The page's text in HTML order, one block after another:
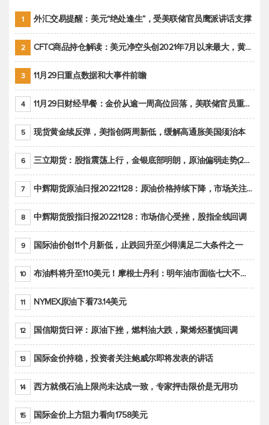
1 外汇交易提醒：美元“绝处逢生”，受美联储官员鹰派讲话支撑
2 CFTC商品持仓解读：美元净空头创2021年7月以来最大，黄金期货投机性净多头头寸减少
3 11月29日重点数据和大事件前瞻
4 11月29日财经早餐：金价从逾一周高位回落，美联储官员重申鹰派立场推动美元回升
5 现货黄金续反弹，美指创两周新低，缓解高通胀美国须治本
6 三立期货：股指震荡上行，金银底部明朗，原油偏弱走势(20221128收评)
7 中辉期货原油日报20221128：原油价格持续下降，市场关注OPEC+新一轮产能政策
8 中辉期货股指日报20221128：市场信心受挫，股指全线回调
9 国际油价创11个月新低，止跌回升至少得满足二大条件之一
10 布油料将升至110美元！摩根士丹利：明年油市面临七大不确定性
11 NYMEX原油下看73.14美元
12 国信期货日评：原油下挫，燃料油大跌，聚烯烃谨慎回调
13 国际金价持稳，投资者关注鲍威尔即将发表的讲话
14 西方就俄石油上限尚未达成一致，专家抨击限价是无用功
15 国际金价上方阻力看向1758美元